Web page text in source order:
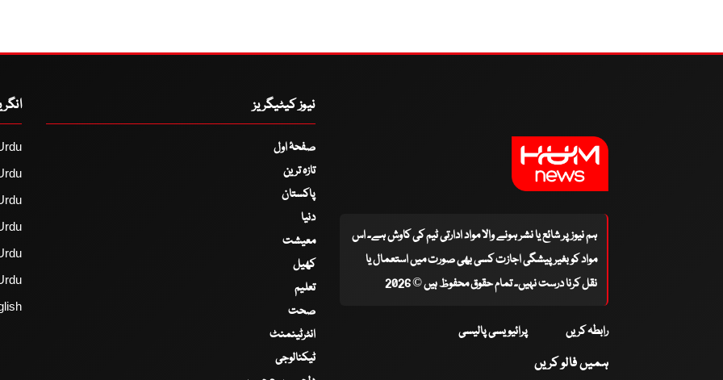
ہم نیوز پر شائع یا نشر ہونے والا مواد ادارتی ٹیم کی کاوش ہے۔ اس
مواد کو بغیر پیشگی اجازت کسی بھی صورت میں استعمال یا
نقل کرنا درست نہیں۔ تمام حقوق محفوظ ہیں © 2026
رابطہ کریں پرائیویسی پالیسی
ہمیں فالو کریں
نیوز کیٹیگریز
صفحۂ اول
تازہ ترین
پاکستان
دنیا
معیشت
کھیل
تعلیم
صحت
انٹرٹینمنٹ
ٹیکنالوجی